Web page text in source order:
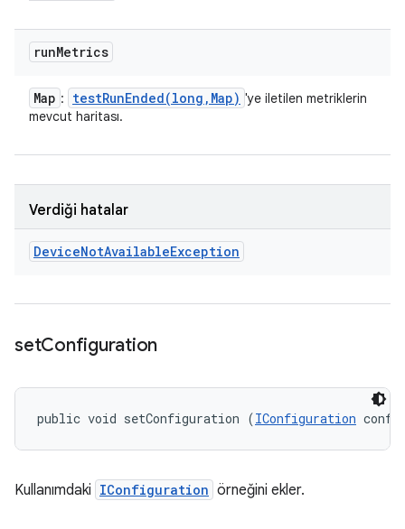
runMetrics
Map : testRunEnded(long , Map) 'ye iletilen metriklerin
mevcut haritası.
Verdiği hatalar
DeviceNotAvailableException
setConfiguration
public void setConfiguration (IConfiguration
Kullanımdaki IConfiguration örneğini ekler.